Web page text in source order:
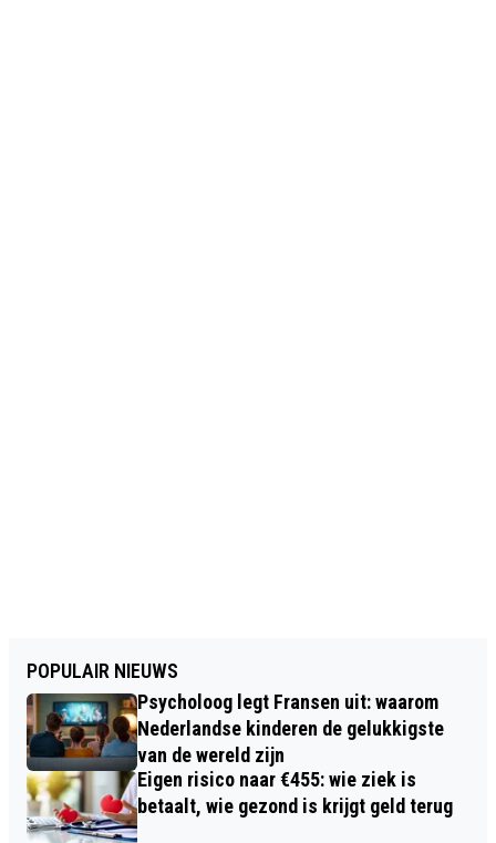
POPULAIR NIEUWS
Psycholoog legt Fransen uit: waarom
Nederlandse kinderen de gelukkigste
van de wereld zijn
Eigen risico naar €455: wie ziek is
betaalt, wie gezond is krijgt geld terug